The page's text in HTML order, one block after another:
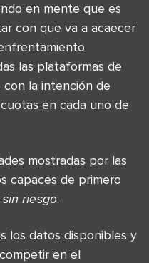
en mente que es
con que va a acaecer
las plataformas de
la intención de
en cada uno de
mostradas por las
capaces de primero
riesgo.
los datos disponibles y
en el